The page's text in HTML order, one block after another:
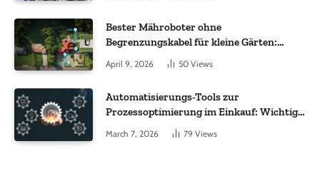
Bester Mähroboter ohne
Begrenzungskabel für kleine Gärten:
Worauf es bei 200 bis 500 m² wirklich
ankommt
April 9, 2026 50 Views
Automatisierungs-Tools zur
Prozessoptimierung im Einkauf: Wichtige
Funktionen, auf die Sie achten sollten
March 7, 2026 79 Views